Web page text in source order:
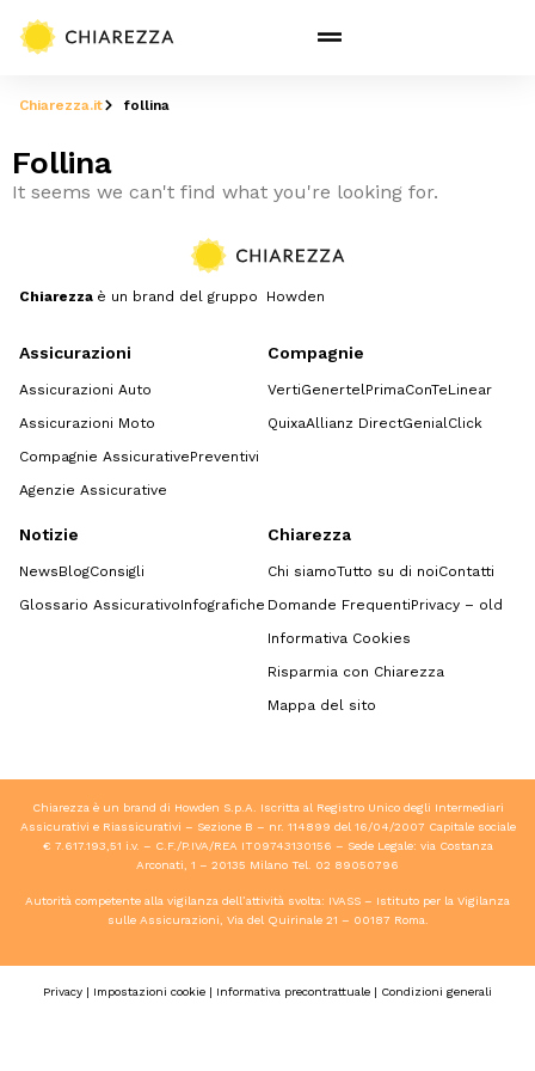
Chiarezza.it follina
Follina
It seems we can't find what you're looking for.
Chiarezza è un brand del gruppo Howden
Assicurazioni
Assicurazioni Auto
Assicurazioni Moto
Compagnie AssicurativePreventivi
Agenzie Assicurative
Compagnie
VertiGenertel PrimaConTeLinear
QuixaAllianz DirectGenialClick
Notizie
NewsBlogConsigli
Glossario AssicurativoInfografiche
Chiarezza
Chi siamoTutto su di noiContatti
Domande FrequentiPrivacy – old
Informativa Cookies
Risparmia con Chiarezza
Mappa del sito
Chiarezza è un brand di Howden S.p.A. Iscritta al Registro Unico degli Intermediari
Assicurativi e Riassicurativi – Sezione B – nr. 114899 del 16/04/2007 Capitale sociale
€ 7.617.193,51 i.v. – C.F./P.IVA/REA IT09743130156 – Sede Legale: via Costanza
Arconati, 1 – 20135 Milano Tel. 02 89050796
Autorità competente alla vigilanza dell’attività svolta: IVASS – Istituto per la Vigilanza
sulle Assicurazioni, Via del Quirinale 21 – 00187 Roma.
Privacy | Impostazioni cookie | Informativa precontrattuale | Condizioni generali